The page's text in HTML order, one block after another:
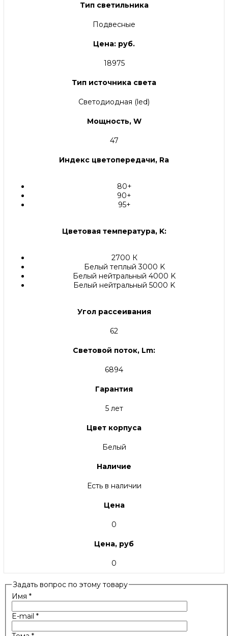
Тип светильника
Подвесные
Цена: руб.
18975
Тип источника света
Светодиодная (led)
Мощность, W
47
Индекс цветопередачи, Ra
80+
90+
95+
Цветовая температура, K:
2700 К
Белый теплый 3000 K
Белый нейтральный 4000 K
Белый нейтральный 5000 K
Угол рассеивания
62
Световой поток, Lm:
6894
Гарантия
5 лет
Цвет корпуса
Белый
Наличие
Есть в наличии
Цена
0
Цена, руб
0
Задать вопрос по этому товару
Имя *
E-mail *